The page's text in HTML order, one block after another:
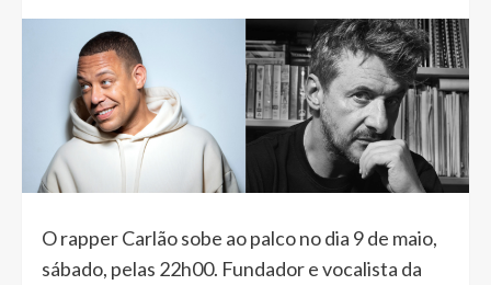
O rapper Carlão sobe ao palco no dia 9 de maio,
sábado, pelas 22h00. Fundador e vocalista da